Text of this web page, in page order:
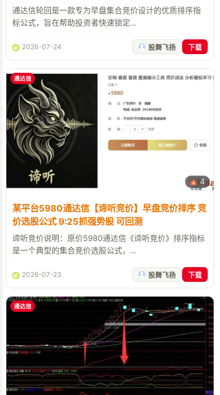
通达信轮回是一款专为早盘集合竞价设计的优质排序指
标公式，旨在帮助投资者快速锁定...
2026-07-24 股舞飞扬 下载
通达信
4
某平台5980通达信【谛听竞价】早盘竞价排序 竞
价选股公式 9:25抓强势股 可回测
谛听竞价说明：原价5980通达信《谛听竞价》排序指标
是一个典型的集合竞价选股公式，...
2026-07-23 股舞飞扬 下载
通达信